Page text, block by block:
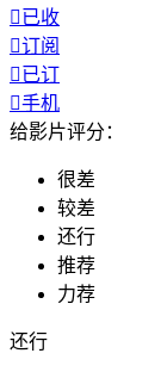
已收
订阅
已订
手机
给影片评分：
很差
较差
还行
推荐
力荐
还行